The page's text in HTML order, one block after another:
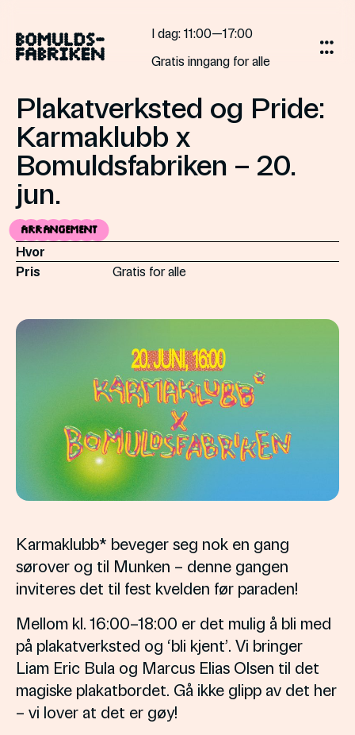
innholdet
I dag: 11:00—17:00
Gratis inngang for alle
Plakatverksted og Pride:
Karmaklubb x
Bomuldsfabriken – 20.
jun.
Arrangement
Hvor
Pris
Gratis for alle
Karmaklubb* beveger seg nok en gang
sørover og til Munken – denne gangen
inviteres det til fest kvelden før paraden!
Mellom kl. 16:00–18:00 er det mulig å bli med
på plakatverksted og ‘bli kjent’. Vi bringer
Liam Eric Bula og Marcus Elias Olsen til det
magiske plakatbordet. Gå ikke glipp av det her
– vi lover at det er gøy!